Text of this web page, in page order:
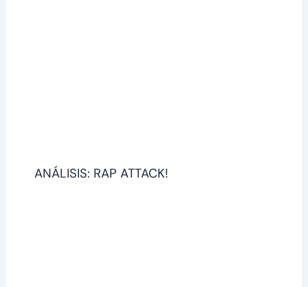
ANÁLISIS: RAP ATTACK!